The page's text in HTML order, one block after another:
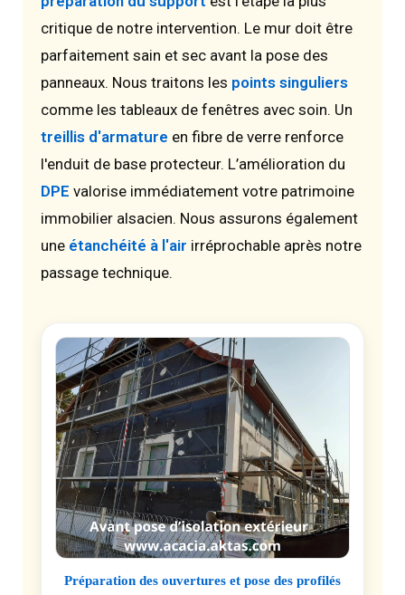
critique de notre intervention. Le mur doit être
parfaitement sain et sec avant la pose des
panneaux. Nous traitons les points singuliers
comme les tableaux de fenêtres avec soin. Un
treillis d'armature en fibre de verre renforce
l'enduit de base protecteur. L’amélioration du
DPE valorise immédiatement votre patrimoine
immobilier alsacien. Nous assurons également
une étanchéité à l'air irréprochable après notre
passage technique.
Préparation des ouvertures et pose des profilés